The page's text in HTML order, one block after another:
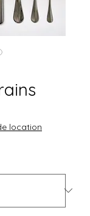
location